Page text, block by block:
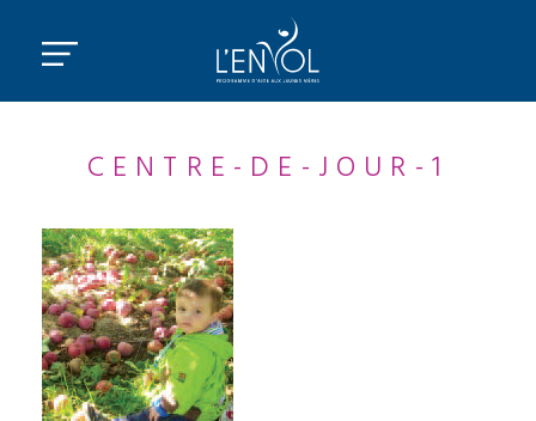
CENTRE-DE-JOUR-1